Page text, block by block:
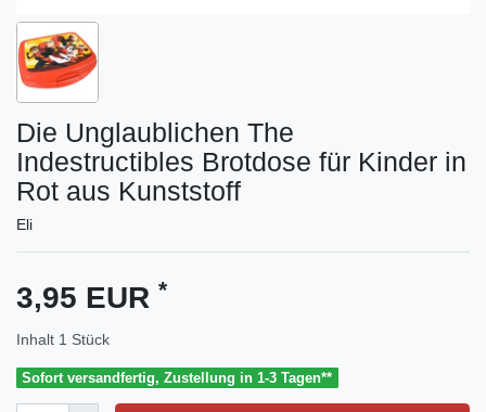
Die Unglaublichen The
Indestructibles Brotdose für Kinder in
Rot aus Kunststoff
Eli
3,95 EUR *
Inhalt 1 Stück
Sofort versandfertig, Zustellung in 1-3 Tagen**